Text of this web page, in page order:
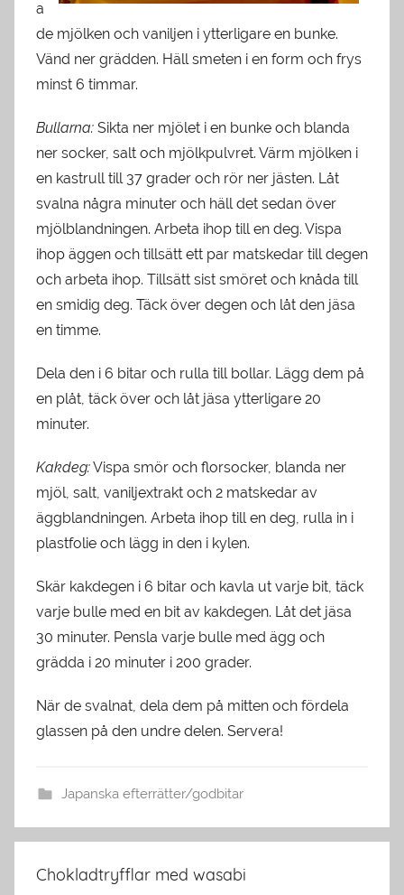
a
de mjölken och vaniljen i ytterligare en bunke.
Vänd ner grädden. Häll smeten i en form och frys
minst 6 timmar.
Bullarna: Sikta ner mjölet i en bunke och blanda
ner socker, salt och mjölkpulvret. Värm mjölken i
en kastrull till 37 grader och rör ner jästen. Låt
svalna några minuter och häll det sedan över
mjölblandningen. Arbeta ihop till en deg. Vispa
ihop äggen och tillsätt ett par matskedar till degen
och arbeta ihop. Tillsätt sist smöret och knåda till
en smidig deg. Täck över degen och låt den jäsa
en timme.
Dela den i 6 bitar och rulla till bollar. Lägg dem på
en plåt, täck över och låt jäsa ytterligare 20
minuter.
Kakdeg:Vispa smör och florsocker, blanda ner
mjöl, salt, vaniljextrakt och 2 matskedar av
äggblandningen. Arbeta ihop till en deg, rulla in i
plastfolie och lägg in den i kylen.
Skär kakdegen i 6 bitar och kavla ut varje bit, täck
varje bulle med en bit av kakdegen. Låt det jäsa
30 minuter. Pensla varje bulle med ägg och
grädda i 20 minuter i 200 grader.
När de svalnat, dela dem på mitten och fördela
glassen på den undre delen. Servera!
Japanska efterrätter/godbitar
Chokladtryfflar med wasabi